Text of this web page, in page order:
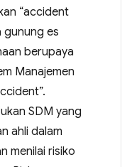
“accident
gunung es
berupaya
Manajemen
SDM yang
ahli dalam
menilai risiko